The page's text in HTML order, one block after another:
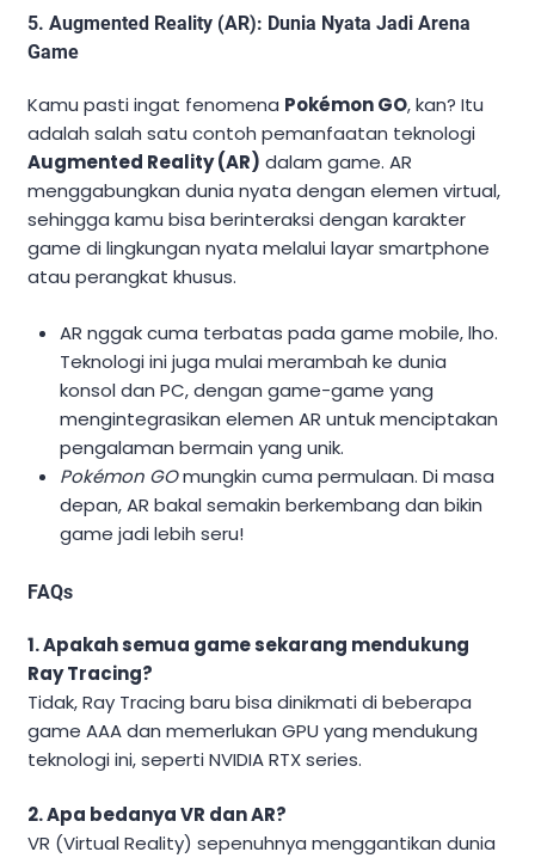
5. Augmented Reality (AR): Dunia Nyata Jadi Arena
Game
Kamu pasti ingat fenomena Pokémon GO, kan? Itu
adalah salah satu contoh pemanfaatan teknologi
Augmented Reality (AR) dalam game. AR
menggabungkan dunia nyata dengan elemen virtual,
sehingga kamu bisa berinteraksi dengan karakter
game di lingkungan nyata melalui layar smartphone
atau perangkat khusus.
AR nggak cuma terbatas pada game mobile, lho.
Teknologi ini juga mulai merambah ke dunia
konsol dan PC, dengan game-game yang
mengintegrasikan elemen AR untuk menciptakan
pengalaman bermain yang unik.
Pokémon GOmungkin cuma permulaan. Di masa
depan, AR bakal semakin berkembang dan bikin
game jadi lebih seru!
FAQs
1. Apakah semua game sekarang mendukung
Ray Tracing?
Tidak, Ray Tracing baru bisa dinikmati di beberapa
game AAA dan memerlukan GPU yang mendukung
teknologi ini, seperti NVIDIA RTX series.
2. Apa bedanya VR dan AR?
VR (Virtual Reality) sepenuhnya menggantikan dunia